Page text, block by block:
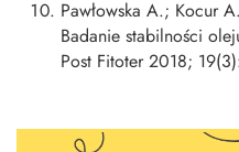
Pawłowska A.; Kocur
Badanie stabilności
Post Fitoter 2018;